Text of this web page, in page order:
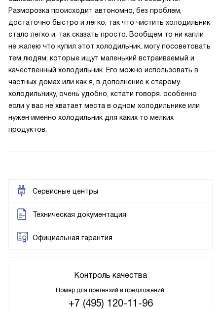
Разморозка происходит автономно, без проблем,
достаточно быстро и легко, так что чистить холодильник
стало легко и, так сказать просто. Вообщем то ни капли
не жалею что купил этот холодильник. могу посоветовать
тем людям, которые ищут маленький встраиваемый и
качественный холодильник. Его можно использовать в
частных домах или как я, в дополнение к старому
холодильнику, очень удобно, кстати говоря. особенно
если у вас не хватает места в одном холодильнике или
нужен именно холодильник для каких то мелких
продуктов.
Сервисные центры
Техническая документация
Официальная гарантия
Контроль качества
Номер для претензий и предложений:
+7 (495) 120-11-96